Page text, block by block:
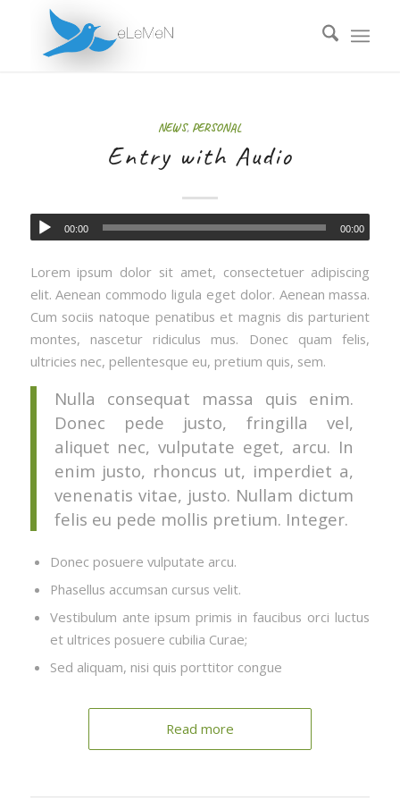
NEWS, PERSONAL
Entry with Audio
00:00 00:00
Lorem ipsum dolor sit amet, consectetuer adipiscing
elit. Aenean commodo ligula eget dolor. Aenean massa.
Cum sociis natoque penatibus et magnis dis parturient
montes, nascetur ridiculus mus. Donec quam felis,
ultricies nec, pellentesque eu, pretium quis, sem.
Nulla consequat massa quis enim.
Donec pede justo, fringilla vel,
aliquet nec, vulputate eget, arcu. In
enim justo, rhoncus ut, imperdiet a,
venenatis vitae, justo. Nullam dictum
felis eu pede mollis pretium. Integer.
Donec posuere vulputate arcu.
Phasellus accumsan cursus velit.
Vestibulum ante ipsum primis in faucibus orci luctus
et ultrices posuere cubilia Curae;
Sed aliquam, nisi quis porttitor congue
Read more